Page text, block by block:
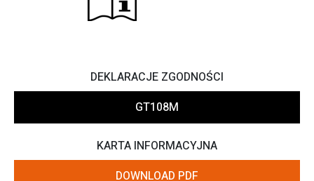
DEKLARACJE ZGODNOŚCI
GT108M
KARTA INFORMACYJNA
DOWNLOAD PDF